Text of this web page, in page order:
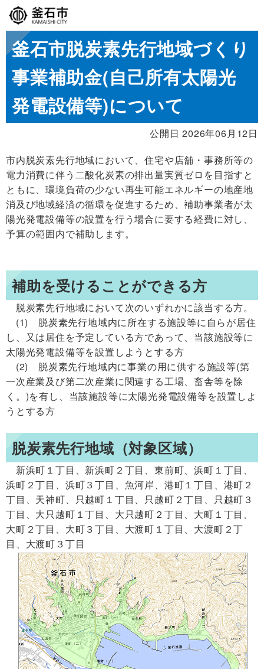
釜石市脱炭素先行地域づくり
事業補助金(自己所有太陽光
発電設備等)について
公開日 2026年06月12日
市内脱炭素先行地域において、住宅や店舗・事務所等の
電力消費に伴う二酸化炭素の排出量実質ゼロを目指すと
ともに、環境負荷の少ない再生可能エネルギーの地産地
消及び地域経済の循環を促進するため、補助事業者が太
陽光発電設備等の設置を行う場合に要する経費に対し、
予算の範囲内で補助します。
補助を受けることができる方
脱炭素先行地域において次のいずれかに該当する方。
(1) 脱炭素先行地域内に所在する施設等に自らが居住
し、又は居住を予定している方であって、当該施設等に
太陽光発電設備等を設置しようとする方
(2) 脱炭素先行地域内に事業の用に供する施設等(第
一次産業及び第二次産業に関連する工場、畜舎等を除
く。)を有し、当該施設等に太陽光発電設備等を設置しよ
うとする方
脱炭素先行地域（対象区域）
新浜町１丁目、新浜町２丁目、東前町、浜町１丁目、
浜町２丁目、浜町３丁目、魚河岸、 港町１丁目、港町２
丁目、 天神町、
只越町１丁目、只越町２丁目、只越町３
丁目、大只越町１丁目、大只越町２丁目、大町１丁目、
大町２丁目、大町３丁目、 大渡町１丁目、大渡町２丁
目、大渡町３丁目